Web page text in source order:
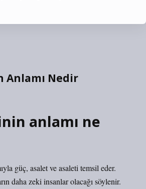
Anlamı Nedir
anlamı ne
güç, asalet ve asaleti temsil eder.
daha zeki insanlar olacağı söylenir.